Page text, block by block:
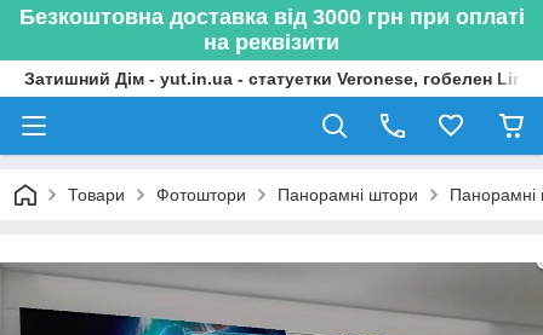
Безкоштовна доставка від 3000 грн при оплаті
на реквізити
Затишний Дім - yut.in.ua - статуетки Veronese, гобелен
Товари Фотоштори Панорамні штори Панорамні